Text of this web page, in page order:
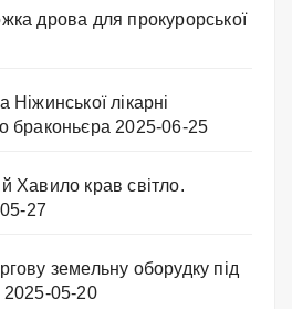
дрова для прокурорської
Ніжинської лікарні
браконьєра 2025-06-25
Хавило крав світло.
27
земельну оборудку під
2025-05-20